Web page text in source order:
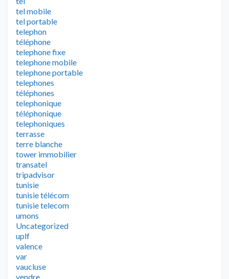
tel mobile
tel portable
telephon
téléphone
telephone fixe
telephone mobile
telephone portable
telephones
téléphones
telephonique
téléphonique
telephoniques
terrasse
terre blanche
tower immobilier
transatel
tripadvisor
tunisie
tunisie télécom
tunisie telecom
umons
Uncategorized
uplf
valence
var
vaucluse
vendre